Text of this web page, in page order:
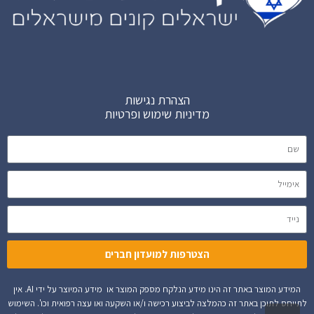
הצהרת נגישות
מדיניות שימוש ופרטיות
הצטרפות למועדון חברים
המידע המוצר באתר זה הינו מידע הנלקח מספק המוצר או מידע המיוצר על ידי AI. אין
לתייחס לתוכן באתר זה כהמלצה לביצוע רכישה ו/או השקעה ואו עצה רפואית וכו'. השימוש